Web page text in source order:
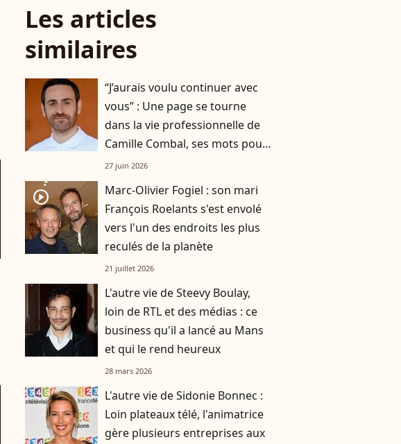
Les articles
similaires
“J’aurais voulu continuer avec
vous” : Une page se tourne
dans la vie professionnelle de
Camille Combal, ses mots pour
son dernier jour
27 juin 2026
player2
Marc-Olivier Fogiel : son mari
François Roelants s'est envolé
vers l'un des endroits les plus
reculés de la planète
21 juillet 2026
L'autre vie de Steevy Boulay,
loin de RTL et des médias : ce
business qu'il a lancé au Mans
et qui le rend heureux
28 mars 2026
L'autre vie de Sidonie Bonnec :
Loin plateaux télé, l'animatrice
gère plusieurs entreprises aux